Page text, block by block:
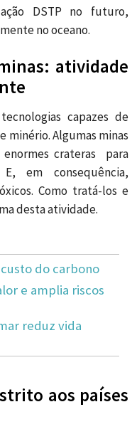
DSTP no futuro,
no oceano.
atividade
capazes de
minério. Algumas minas
enormes crateras para
em consequência,
Como tratá-los e
desta atividade.
do carbono
e amplia riscos
reduz vida
aos países